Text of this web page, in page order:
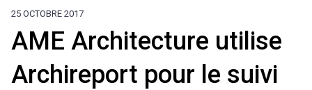
25 OCTOBRE 2017
AME Architecture utilise
Archireport pour le suivi